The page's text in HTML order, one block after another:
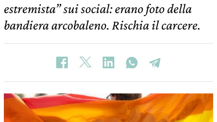
estremista” sui social: erano foto della
bandiera arcobaleno. Rischia il carcere.